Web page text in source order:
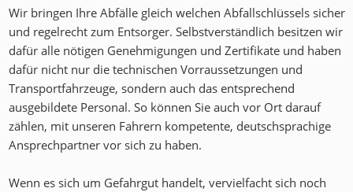
Wir bringen Ihre Abfälle gleich welchen Abfallschlüssels sicher
und regelrecht zum Entsorger. Selbstverständlich besitzen wir
dafür alle nötigen Genehmigungen und Zertifikate und haben
dafür nicht nur die technischen Vorraussetzungen und
Transportfahrzeuge, sondern auch das entsprechend
ausgebildete Personal. So können Sie auch vor Ort darauf
zählen, mit unseren Fahrern kompetente, deutschsprachige
Ansprechpartner vor sich zu haben.
Wenn es sich um Gefahrgut handelt, vervielfacht sich noch